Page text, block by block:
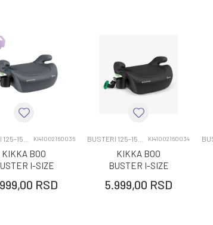
KI41002160036
KIKKA BOO
I-SIZE
DARK GREYRSD
KI41002160034
KIKKA BOO
BUSTER I-SIZE
BLACK
5.999,00 RSD